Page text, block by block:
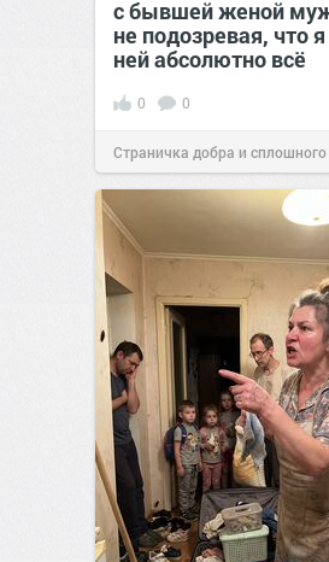
с бывшей женой
не подозревая, что
ней абсолютно всё
0 0
Страничка добра и
позитива!00:29Сегодня